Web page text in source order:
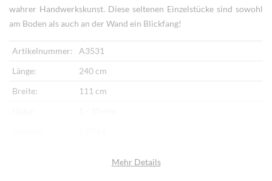
wahrer Handwerkskunst. Diese seltenen Einzelstücke sind sowohl
am Boden als auch an der Wand ein Blickfang!
Artikelnummer:
A3531
Länge:
240 cm
Breite:
111 cm
Mehr Details